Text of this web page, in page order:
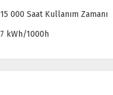
15 000 Saat Kullanım Zamanı
7 kWh/1000h